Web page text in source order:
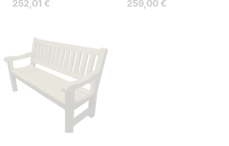
Hinta
252,01 € Hinta
259,00 €